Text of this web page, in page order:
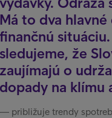
Má to dva
finančnú
sledujeme, že
zaujímajú o
dopady na klímu
približuje trendy